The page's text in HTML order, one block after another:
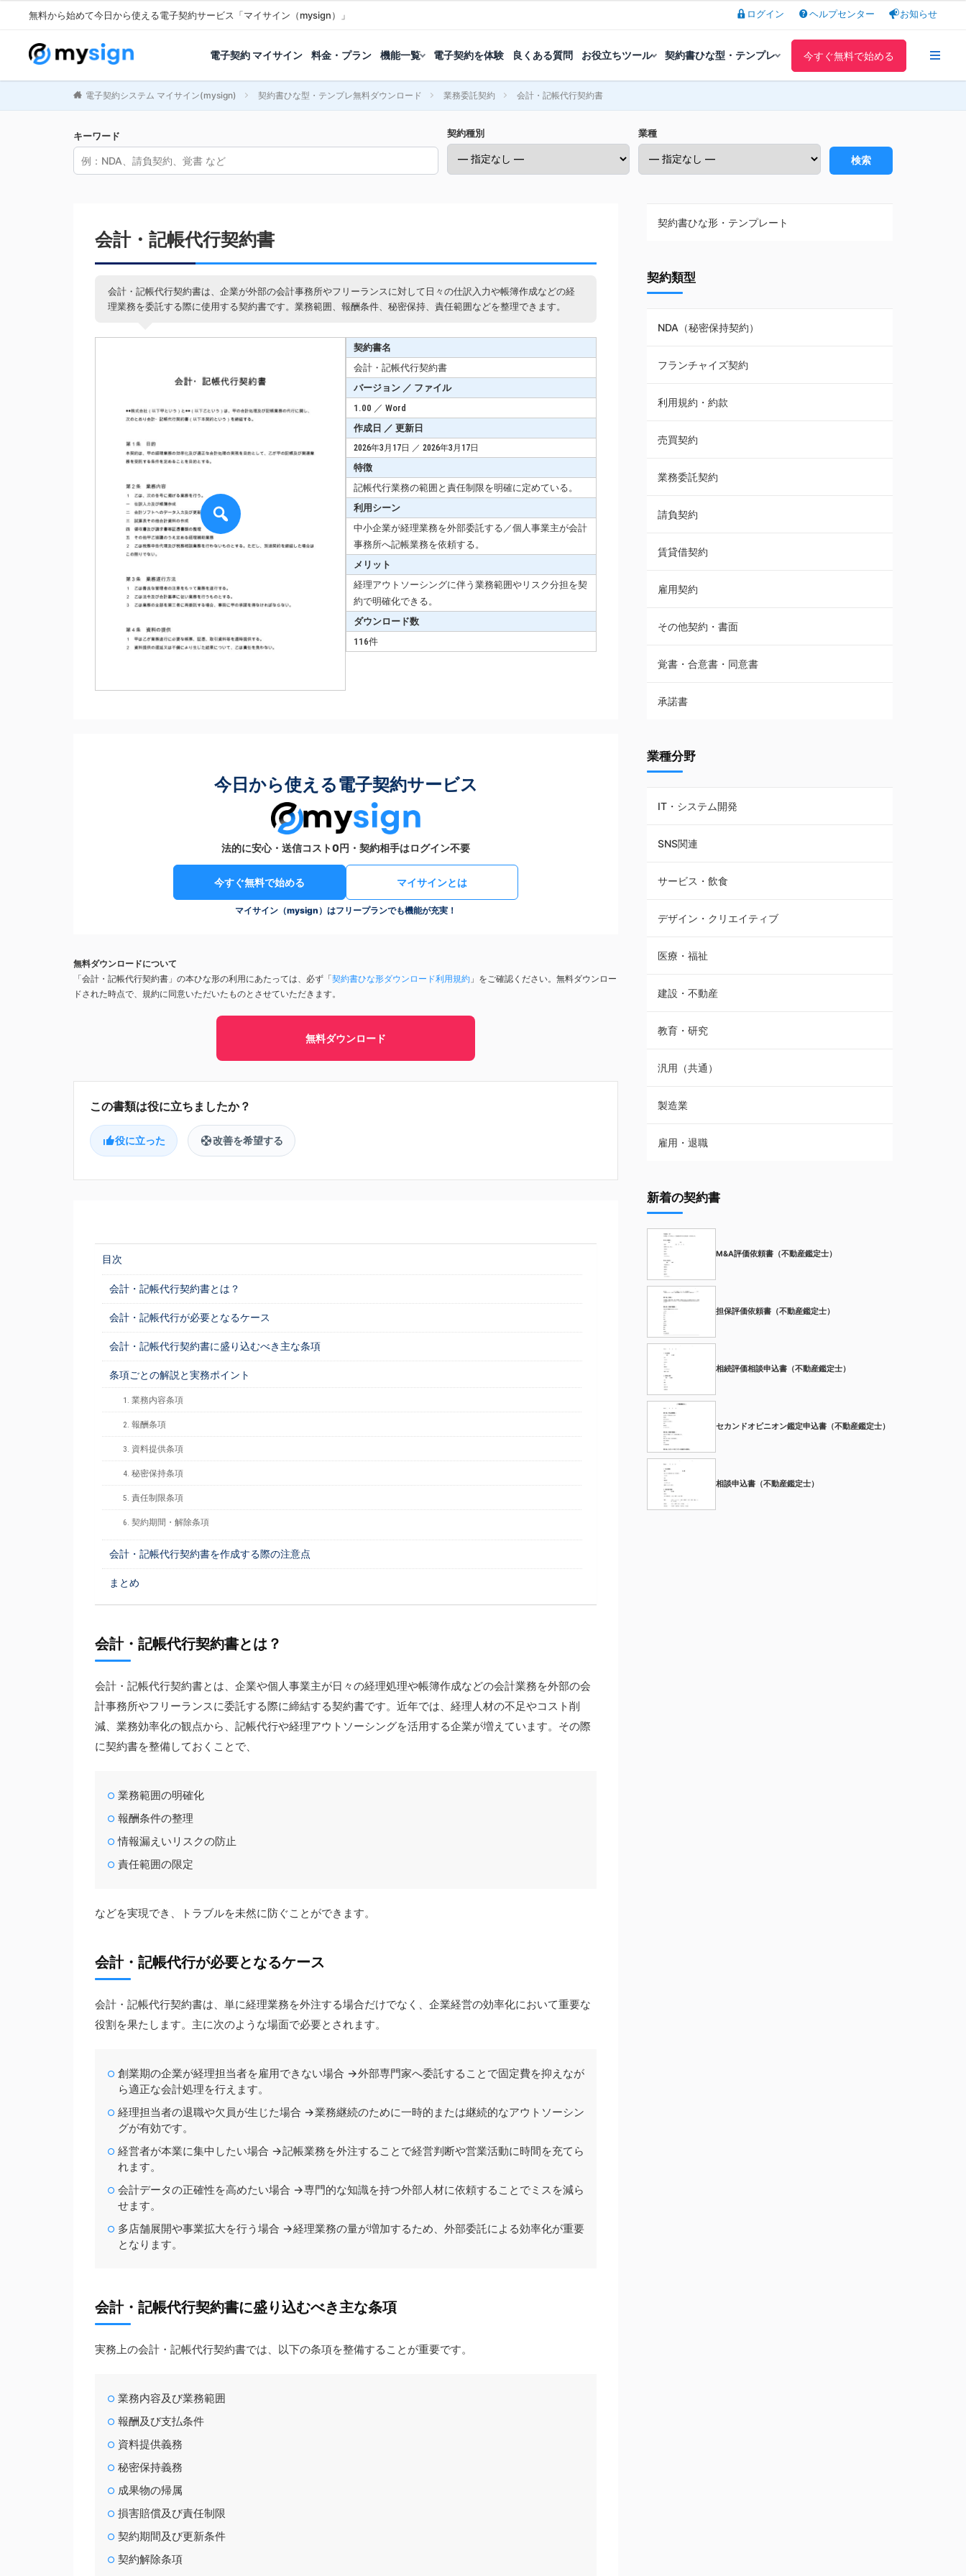
無料から始めて今日から使える電子契約サービス「マイサイン（mysign）」 ログイン ヘルプセンター お知らせ
電子契約 マイサイン 料金・プラン 機能一覧 電子契約を体験 良くある質問 お役立ちツール 契約書ひな型・テンプレ 今すぐ無料で始める
電子契約システム マイサイン(mysign) 契約書ひな型・テンプレ無料ダウンロード 業務委託契約 会計・記帳代行契約書
キーワード 契約種別 業種
検索
会計・記帳代行契約書
会計・記帳代行契約書は、企業が外部の会計事務所やフリーランスに対して日々の仕訳入力や帳簿作成などの経
理業務を委託する際に使用する契約書です。業務範囲、報酬条件、秘密保持、責任範囲などを整理できます。
契約書名
会計・記帳代行契約書
バージョン ／ ファイル
1.00 ／ Word
作成日 ／ 更新日
2026年3月17日 ／ 2026年3月17日
特徴
記帳代行業務の範囲と責任制限を明確に定めている。
利用シーン
中小企業が経理業務を外部委託する／個人事業主が会計
事務所へ記帳業務を依頼する。
メリット
経理アウトソーシングに伴う業務範囲やリスク分担を契
約で明確化できる。
ダウンロード数
116件
今日から使える電子契約サービス
法的に安心・送信コスト0円・契約相手はログイン不要
今すぐ無料で始める マイサインとは
マイサイン（mysign）はフリープランでも機能が充実！
無料ダウンロードについて
「会計・記帳代行契約書」の本ひな形の利用にあたっては、必ず「契約書ひな形ダウンロード利用規約 」をご確認ください。無料ダウンロー
ドされた時点で、規約に同意いただいたものとさせていただきます。
無料ダウンロード
役に立った 改善を希望する
目次
会計・記帳代行契約書とは？
会計・記帳代行が必要となるケース
会計・記帳代行契約書に盛り込むべき主な条項
条項ごとの解説と実務ポイント
1. 業務内容条項
2. 報酬条項
3. 資料提供条項
4. 秘密保持条項
5. 責任制限条項
6. 契約期間・解除条項
会計・記帳代行契約書を作成する際の注意点
まとめ
会計・記帳代行契約書とは？
会計・記帳代行契約書とは、企業や個人事業主が日々の経理処理や帳簿作成などの会計業務を外部の会
計事務所やフリーランスに委託する際に締結する契約書です。近年では、経理人材の不足やコスト削
減、業務効率化の観点から、記帳代行や経理アウトソーシングを活用する企業が増えています。その際
に契約書を整備しておくことで、
業務範囲の明確化
報酬条件の整理
情報漏えいリスクの防止
責任範囲の限定
などを実現でき、トラブルを未然に防ぐことができます。
会計・記帳代行が必要となるケース
会計・記帳代行契約書は、単に経理業務を外注する場合だけでなく、企業経営の効率化において重要な
役割を果たします。主に次のような場面で必要とされます。
創業期の企業が経理担当者を雇用できない場合 →外部専門家へ委託することで固定費を抑えなが
ら適正な会計処理を行えます。
経理担当者の退職や欠員が生じた場合 →業務継続のために一時的または継続的なアウトソーシン
グが有効です。
経営者が本業に集中したい場合 →記帳業務を外注することで経営判断や営業活動に時間を充てら
れます。
会計データの正確性を高めたい場合 →専門的な知識を持つ外部人材に依頼することでミスを減ら
せます。
多店舗展開や事業拡大を行う場合 →経理業務の量が増加するため、外部委託による効率化が重要
となります。
会計・記帳代行契約書に盛り込むべき主な条項
実務上の会計・記帳代行契約書では、以下の条項を整備することが重要です。
業務内容及び業務範囲
報酬及び支払条件
資料提供義務
秘密保持義務
成果物の帰属
損害賠償及び責任制限
契約期間及び更新条件
契約解除条項
契約書ひな形・テンプレート
NDA（秘密保持契約）
業務委託契約
利用規約・約款
覚書・合意書・同意書
承諾書
雇用契約
その他契約・書面
売買契約
株主総会議事録・関連書類
請負契約
フランチャイズ契約
賃貸借契約
契約類型
NDA（秘密保持契約）
フランチャイズ契約
利用規約・約款
売買契約
業務委託契約
請負契約
賃貸借契約
雇用契約
その他契約・書面
覚書・合意書・同意書
承諾書
業種分野
IT・システム開発
SNS関連
サービス・飲食
デザイン・クリエイティブ
医療・福祉
建設・不動産
教育・研究
汎用（共通）
製造業
雇用・退職
新着の契約書
M&A評価依頼書（不動産鑑定士）
担保評価依頼書（不動産鑑定士）
相続評価相談申込書（不動産鑑定士）
セカンドオピニオン鑑定申込書（不動産鑑定士）
相談申込書（不動産鑑定士）